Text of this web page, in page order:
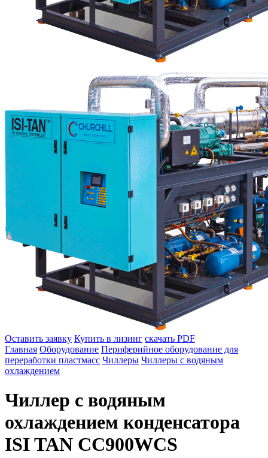
Оставить заявку Купить в лизинг скачать PDF
Главная Оборудование Периферийное оборудование для
переработки пластмасс Чиллеры Чиллеры с водяным
охлаждением
Чиллер с водяным
охлаждением конденсатора
ISI TAN CC900WCS